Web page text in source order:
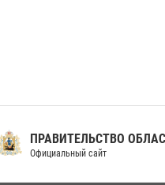
ПРАВИТЕЛЬСТВО
Официальный сайт